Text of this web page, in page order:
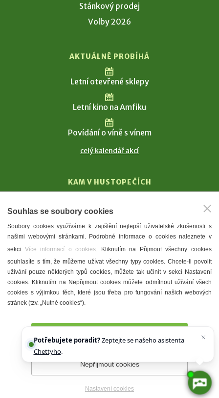
Stánkový prodej
Volby 2026
AKTUÁLNĚ PROBÍHÁ
Letní otevřené sklepy
Letní kino na Amfiku
Povídání o víně s vínem
celý kalendář akcí
KAM V HUSTOPEČÍCH
T. G. Masaryk
Mandloně
Ubytování
Restaurace
Městské muzeum a galerie
Denní meníčka
Prohlášení o přístupnosti Správce webu
Souhlas se soubory cookies
Soubory cookies využíváme k zajištění nejlepší uživatelské zkušenosti s
našimi webovými stránkami. Podrobné informace o cookies naleznete v
sekci Více informací o cookies. Kliknutím na Přijmout všechny cookies
souhlasíte s tím, že můžeme užívat všechny typy cookies. Chcete-li povolit
užívání pouze některých typů cookies, můžete tak učinit v sekci Nastavení
cookies. Kliknutím na Nepřijmout cookies můžete odmítnout užívání všech
cookies s výjimkou těch, které jsou třeba pro fungování našich webových
stránek (tzv. „Nutné cookies“).
Nepřijmout cookies
Nastavení cookies
Potřebujete poradit?Zeptejte se našeho asistenta
Chettyho.